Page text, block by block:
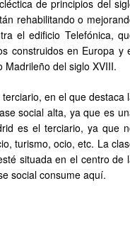
de principios del
rehabilitando o
el edificio Telefónica,
construidos en Europa y
del siglo XVIII.
en el que destaca
social alta, ya que es
es el terciario, ya que
turismo, ocio, etc. La
situada en el centro de
social consume aquí.